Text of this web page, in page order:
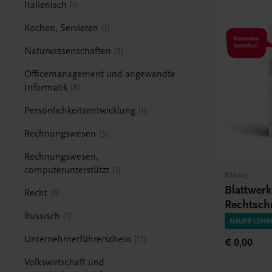
Italienisch 1
Kochen, Servieren 1
Naturwissenschaften 3
Officemanagement und angewandte
Informatik 8
Persönlichkeitsentwicklung 1
Rechnungswesen 3
Rechnungswesen,
computerunterstützt 1
Recht 1
Russisch 1
Unternehmerführerschein 15
Volkswirtschaft und
Bildung
HAK/
NEUER
€ 0,00